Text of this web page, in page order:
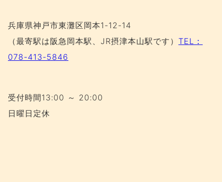
兵庫県神戸市東灘区岡本1-12-14
（最寄駅は阪急岡本駅、JR摂津本山駅です） TEL：
078-413-5846
受付時間13:00 ～ 20:00
日曜日定休